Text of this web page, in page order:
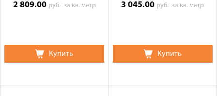
2 809.00 руб. за кв. метр
Купить
3 045.00 руб.за кв. метр
Купить